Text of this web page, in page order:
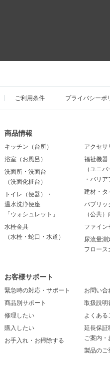
ご利用条件 プライバシーポ
商品情報
キッチン（台所）
浴室（お風呂）
洗面所・洗面台
（洗面化粧台）
トイレ（便器）・
温水洗浄便座
「ウォシュレット」
水栓金具
（水栓・蛇口・水道）
アクセサ
福祉機器
（ユニ
・バリア
建材・タ
パブリッ
（公共
ファイン
尿流量測
フロース
お客様サポート
緊急時の対応・サポート
商品別サポート
修理したい
購入したい
お手入れ・お掃除する
お問い合
取扱説明
よくある
延長保証
ご案内・
製品のご